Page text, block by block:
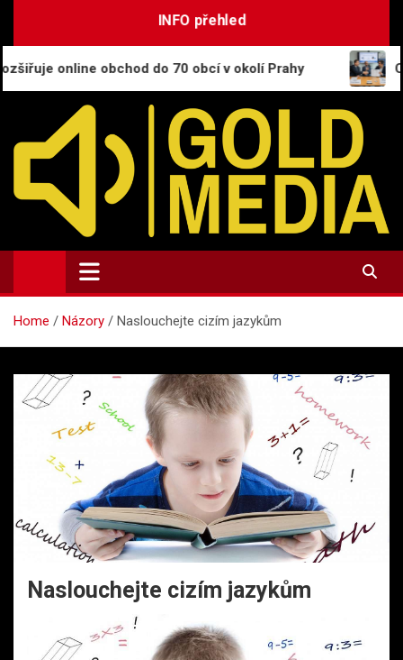
INFO přehled
obchod do 70 obcí v okolí Prahy CESNET
GoldMedia.cz
Magazín a přehled informací
Home Názory Naslouchejte cizím jazykům
Naslouchejte cizím jazykům